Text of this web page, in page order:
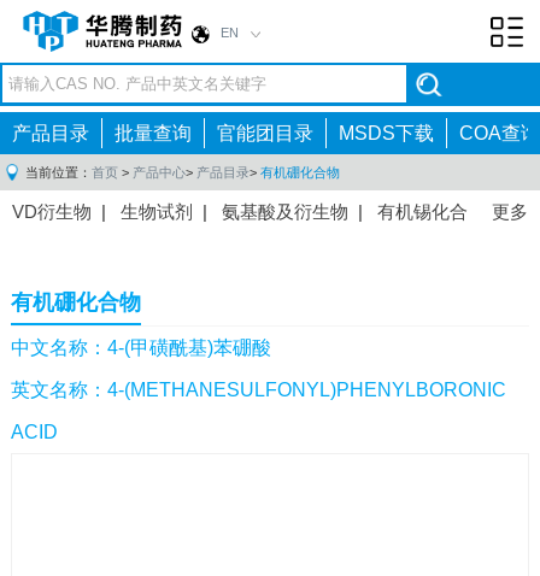
EN
产品目录 批量查询 官能团目录 MSDS下载 COA查询
当前位置： 首页 > 产品中心> 产品目录> 有机硼化合物
更多
VD衍生物 | 生物试剂 | 氨基酸及衍生物 | 有机锡化合
间体|抗高血压药物中间体
感染药物中间体|
体 |抗精神病药物中间体 |抗炎药物中间体
药中间体|其他原料药中间体|
有机硼化合物
中文名称：4-(甲磺酰基)苯硼酸
英文名称：4-(METHANESULFONYL)PHENYLBORONIC
ACID